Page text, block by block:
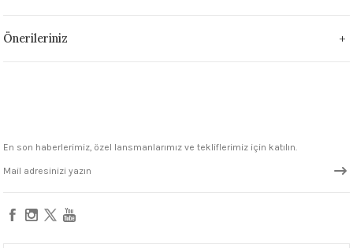
Önerileriniz
En son haberlerimiz, özel lansmanlarımız ve tekliflerimiz için katılın.